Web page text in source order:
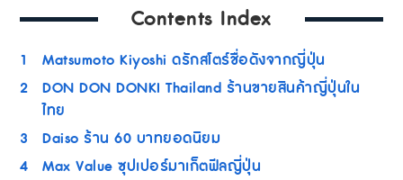
Contents Index
1
Matsumoto Kiyoshi ดรักสโตร์ชื่อดังจากญี่ปุ่น
2 DON DON DONKI Thailand ร้านขายสินค้าญี่ปุ่นใน
ไทย
3
Daiso ร้าน 60 บาทยอดนิยม
4 Max Value ซุปเปอร์มาเก็ตฟีลญี่ปุ่น